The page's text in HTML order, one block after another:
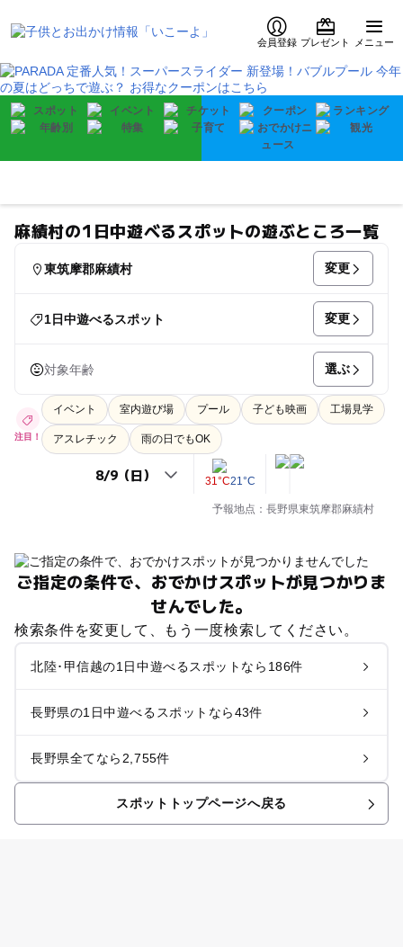
会員登録 プレゼント メニュー
麻績村の1日中遊べるスポットの遊ぶところ一覧
東筑摩郡麻績村 変更
1日中遊べるスポット 変更
対象年齢 選ぶ
注目！
イベント 室内遊び場 プール 子ども映画 工場見学
アスレチック 雨の日でもOK
31°C21°C
予報地点：長野県東筑摩郡麻績村
ご指定の条件で、おでかけスポットが見つかりま
せんでした。
検索条件を変更して、もう一度検索してください。
北陸･甲信越の1日中遊べるスポットなら186件
長野県の1日中遊べるスポットなら43件
長野県全てなら2,755件
スポットトップページへ戻る